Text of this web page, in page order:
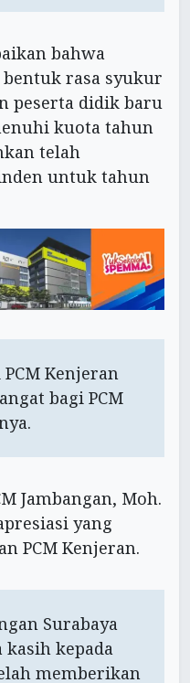
bahwa
rasa syukur
peserta didik baru
kuota tahun
telah
untuk tahun
Kenjeran
bagi PCM
Jambangan, Moh.
yang
PCM Kenjeran.
Surabaya
kepada
memberikan